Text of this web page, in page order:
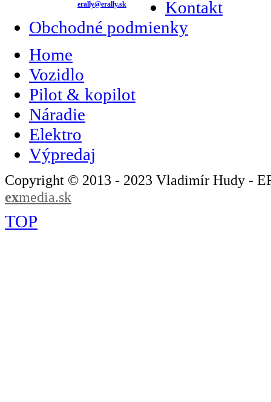
erally@erally.sk
Kontakt
Obchodné podmienky
Home
Vozidlo
Pilot & kopilot
Náradie
Elektro
Výpredaj
Copyright © 2013 - 2023 Vladimír Hudy -
exmedia.sk
TOP